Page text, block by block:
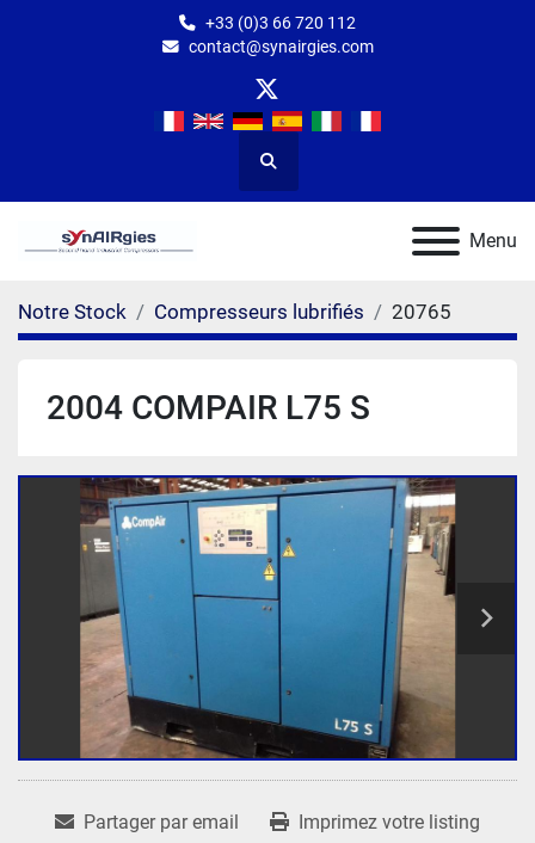
+33 (0)3 66 720 112
contact@synairgies.com
twitter
Rechercher
Menu
Notre Stock Compresseurs lubrifiés 20765
2004 COMPAIR L75 S
Partager par email Imprimez votre listing